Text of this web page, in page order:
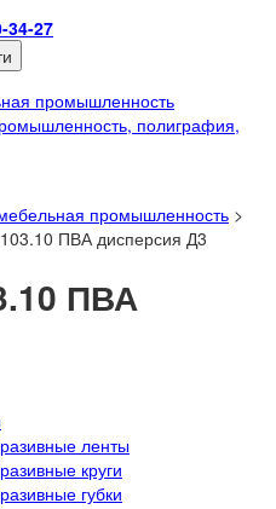
34-27
промышленность
полиграфия,
промышленность >
ПВА дисперсия Д3
ПВА
ленты
круги
губки